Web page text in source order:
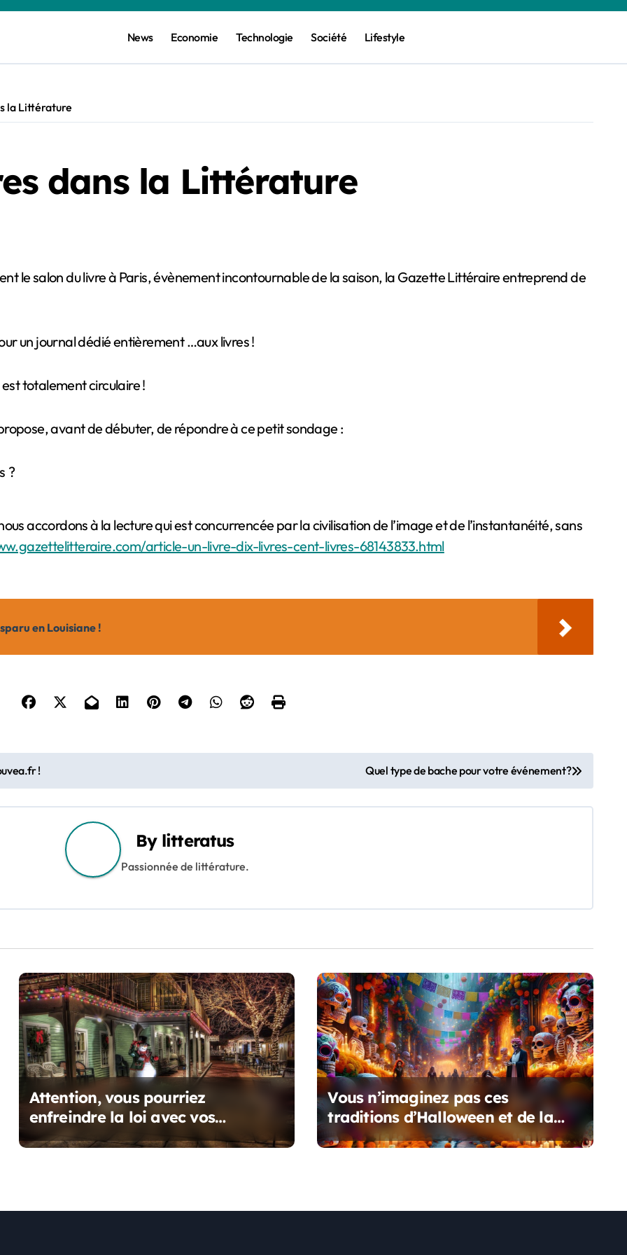
News Economie Technologie Société Lifestyle
la Littérature
dans la Littérature
un journal dédié entièrement …aux livres !
totalement circulaire !
avant de débuter, de répondre à ce petit sondage :
?
accordons à la lecture qui est concurrencée par la civilisation de l’image et de l’instantanéité, sans
article-un-livre-dix-livres-cent-livres-68143833.html
en Louisiane !
! Quel type de bache pour votre événement?
By litteratus
Passionnée de littérature.
Attention, vous pourriez
enfreindre la loi avec vos
illuminations d’Halloween et Noël
Vous n’imaginez pas ces
traditions d’Halloween et de la
fête des morts qui frappent le